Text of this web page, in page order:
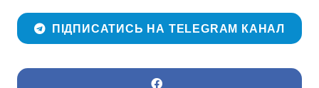
ПІДПИСАТИСЬ НА TELEGRAM КАНАЛ